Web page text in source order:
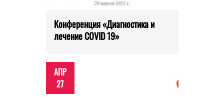
Конференция «Диагностика и
лечение COVID 19»
АПР
27